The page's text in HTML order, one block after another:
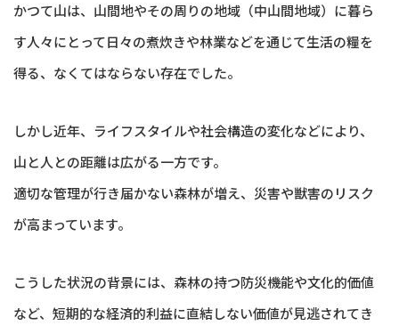
かつて山は、山間地やその周りの地域（中山間地域）に暮ら
す人々にとって日々の煮炊きや林業などを通じて生活の糧を
得る、なくてはならない存在でした。
しかし近年、ライフスタイルや社会構造の変化などにより、
山と人との距離は広がる一方です。
適切な管理が行き届かない森林が増え、災害や獣害のリスク
が高まっています。
こうした状況の背景には、森林の持つ防災機能や文化的価値
など、短期的な経済的利益に直結しない価値が見逃されてき